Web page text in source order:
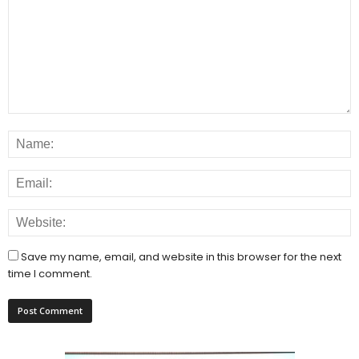
Save my name, email, and website in this browser for the next
time I comment.